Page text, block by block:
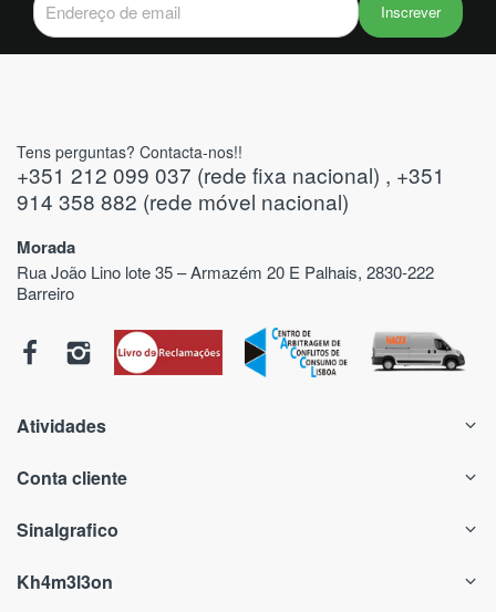
Inscrever
Tens perguntas? Contacta-nos!!
+351 212 099 037 (rede fixa nacional) , +351
914 358 882 (rede móvel nacional)
Morada
Rua João Lino lote 35 – Armazém 20 E Palhais, 2830-222
Barreiro
Atividades
Conta cliente
Sinalgrafico
Kh4m3l3on